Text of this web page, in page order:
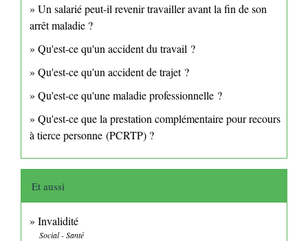
Un salarié peut-il revenir travailler avant la fin de son
arrêt maladie ?
Qu'est-ce qu'un accident du travail ?
Qu'est-ce qu'un accident de trajet ?
Qu'est-ce qu'une maladie professionnelle ?
Qu'est-ce que la prestation complémentaire pour recours
à tierce personne (PCRTP) ?
Et aussi
Invalidité
Social - Santé